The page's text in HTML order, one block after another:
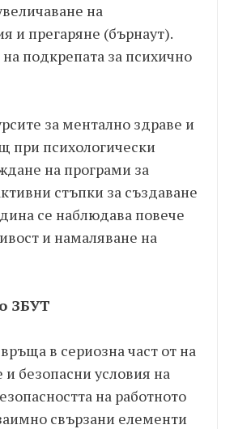
на
и прегаряне (бърнаут).
подкрепата за психично
за ментално здраве и
при психологически
на програми за
стъпки за създаване
се наблюдава повече
и намаляване на
ЗБУТ
в сериозна част от на
безопасни условия на
на работното
свързани елементи